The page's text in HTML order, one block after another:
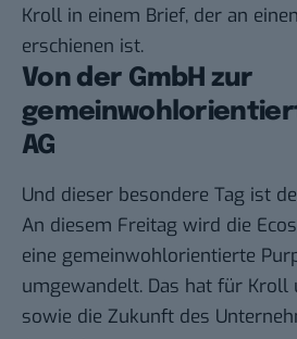
Kroll in einem Brief, der an
erschienen ist.
Von der GmbH zur
AG
Und dieser besondere Tag ist
An diesem Freitag wird die
eine gemeinwohlorientierte
umgewandelt. Das hat für Kroll
sowie die Zukunft des